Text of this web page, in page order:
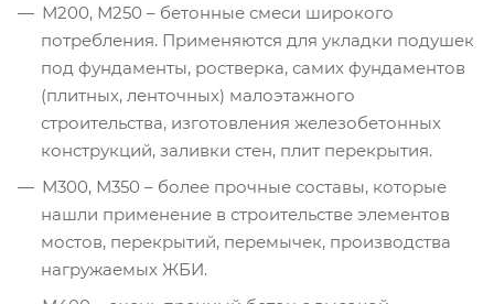
М200, М250 – бетонные смеси широкого
потребления. Применяются для укладки подушек
под фундаменты, ростверка, самих фундаментов
(плитных, ленточных) малоэтажного
строительства, изготовления железобетонных
конструкций, заливки стен, плит перекрытия.
М300, М350 – более прочные составы, которые
нашли применение в строительстве элементов
мостов, перекрытий, перемычек, производства
нагружаемых ЖБИ.